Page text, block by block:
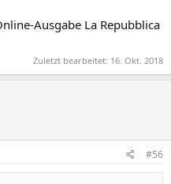
Ausgabe La Repubblica
Zuletzt bearbeitet: 16. Okt. 2018
#56